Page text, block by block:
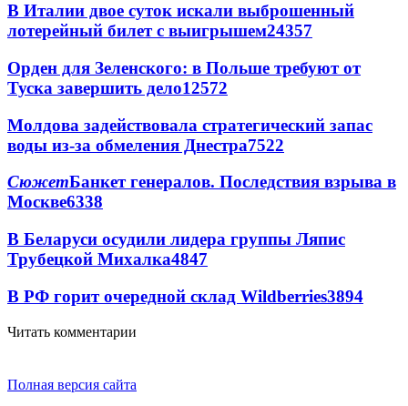
В Италии двое суток искали выброшенный
лотерейный билет с выигрышем24357
Орден для Зеленского: в Польше требуют от
Туска завершить дело12572
Молдова задействовала стратегический запас
воды из-за обмеления Днестра7522
СюжетБанкет генералов. Последствия взрыва в
Москве6338
В Беларуси осудили лидера группы Ляпис
Трубецкой Михалка4847
В РФ горит очередной склад Wildberries3894
Читать комментарии
Полная версия сайта